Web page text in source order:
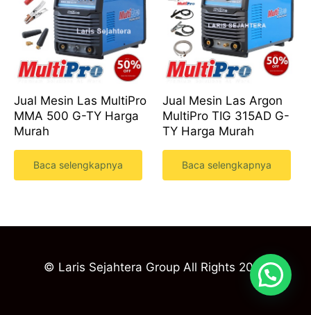
Jual Mesin Las MultiPro
MMA 500 G-TY Harga
Murah
Baca selengkapnya
Jual Mesin Las Argon
MultiPro TIG 315AD G-
TY Harga Murah
Baca selengkapnya
© Laris Sejahtera Group All Rights 2023